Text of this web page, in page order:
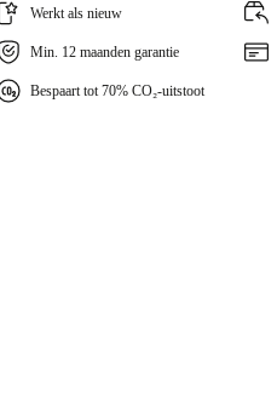
Werkt als nieuw
Min. 12 maanden garantie
Bespaart tot 70% CO₂-uitstoot